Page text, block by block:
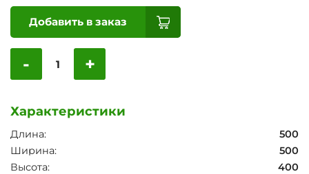
Добавить в заказ
- +
Характеристики
Длина:
500
Ширина:
500
Высота:
400